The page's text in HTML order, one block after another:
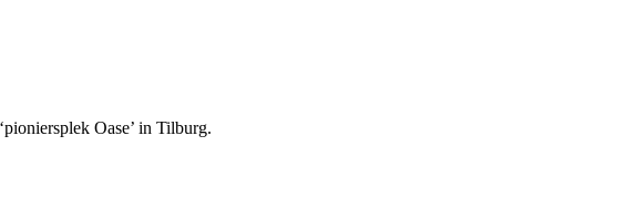
Oase’ in Tilburg.